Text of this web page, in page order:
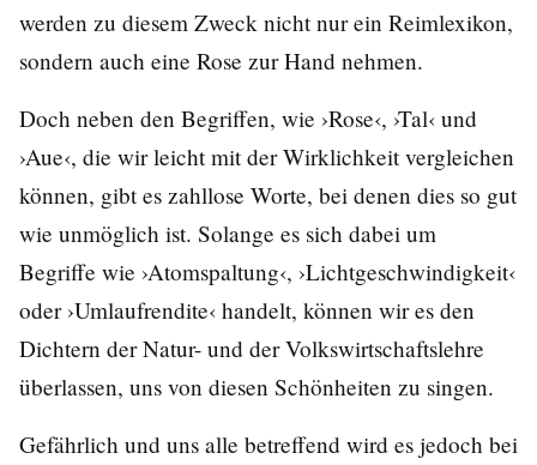
werden zu diesem Zweck nicht nur ein Reimlexikon,
sondern auch eine Rose zur Hand nehmen.
Doch neben den Begriffen, wie ›Rose‹, ›Tal‹ und
›Aue‹, die wir leicht mit der Wirklichkeit vergleichen
können, gibt es zahllose Worte, bei denen dies so gut
wie unmöglich ist. Solange es sich dabei um
Begriffe wie ›Atomspaltung‹, ›Lichtgeschwindigkeit‹
oder ›Umlaufrendite‹ handelt, können wir es den
Dichtern der Natur- und der Volkswirtschaftslehre
überlassen, uns von diesen Schönheiten zu singen.
Gefährlich und uns alle betreffend wird es jedoch bei